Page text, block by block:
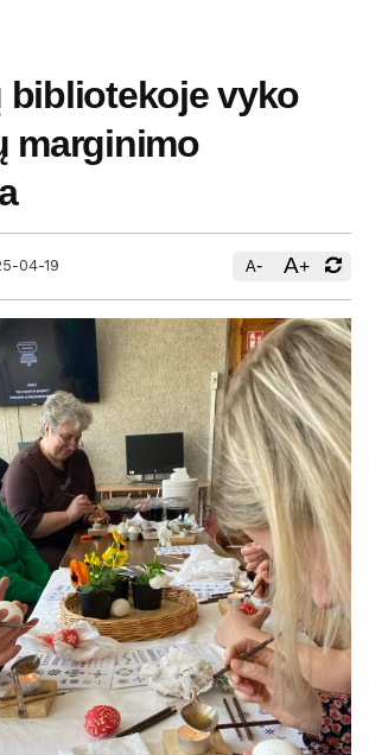
bibliotekoje vyko
marginimo
04-19 A- A+